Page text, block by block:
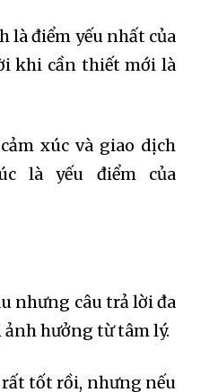
điểm yếu nhất của
khi cần thiết mới là
xúc và giao dịch
là yếu điểm của
nhưng câu trả lời đa
ảnh hưởng từ tâm lý.
rất tốt rồi, nhưng nếu